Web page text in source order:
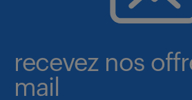
recevez nos
mail